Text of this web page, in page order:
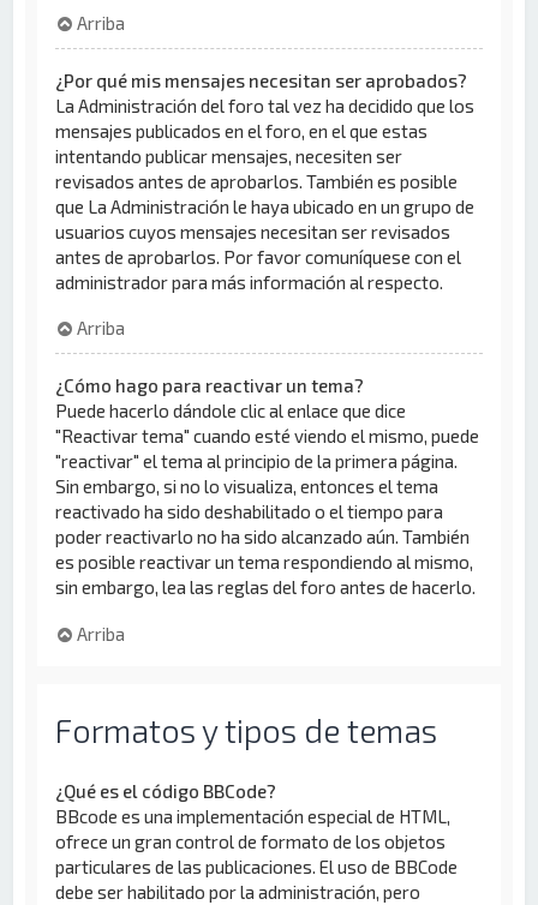
Arriba
¿Por qué mis mensajes necesitan ser aprobados?
La Administración del foro tal vez ha decidido que los
mensajes publicados en el foro, en el que estas
intentando publicar mensajes, necesiten ser
revisados antes de aprobarlos. También es posible
que La Administración le haya ubicado en un grupo de
usuarios cuyos mensajes necesitan ser revisados
antes de aprobarlos. Por favor comuníquese con el
administrador para más información al respecto.
Arriba
¿Cómo hago para reactivar un tema?
Puede hacerlo dándole clic al enlace que dice
"Reactivar tema" cuando esté viendo el mismo, puede
"reactivar" el tema al principio de la primera página.
Sin embargo, si no lo visualiza, entonces el tema
reactivado ha sido deshabilitado o el tiempo para
poder reactivarlo no ha sido alcanzado aún. También
es posible reactivar un tema respondiendo al mismo,
sin embargo, lea las reglas del foro antes de hacerlo.
Arriba
Formatos y tipos de temas
¿Qué es el código BBCode?
BBcode es una implementación especial de HTML,
ofrece un gran control de formato de los objetos
particulares de las publicaciones. El uso de BBCode
debe ser habilitado por la administración, pero